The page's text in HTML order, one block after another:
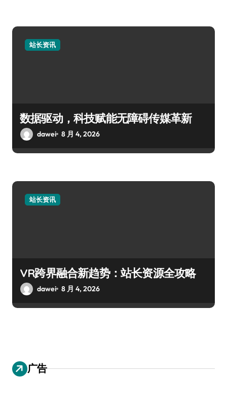
站长资讯
数据驱动，科技赋能无障碍传媒革新
dawei 8 月 4, 2026
站长资讯
VR跨界融合新趋势：站长资源全攻略
dawei 8 月 4, 2026
广告